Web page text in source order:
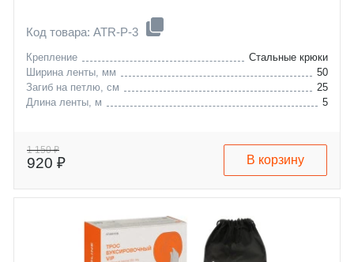
Код товара: ATR-P-3
Крепление
Стальные крюки
Ширина ленты, мм
50
Загиб на петлю, см
25
Длина ленты, м
5
1 150 ₽
920 ₽ В корзину